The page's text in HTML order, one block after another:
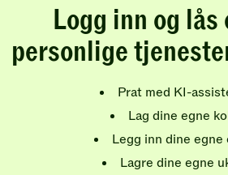
Logg inn og lås
personlige
Prat med KI-
Lag dine egne
Legg inn dine
Lagre dine egne